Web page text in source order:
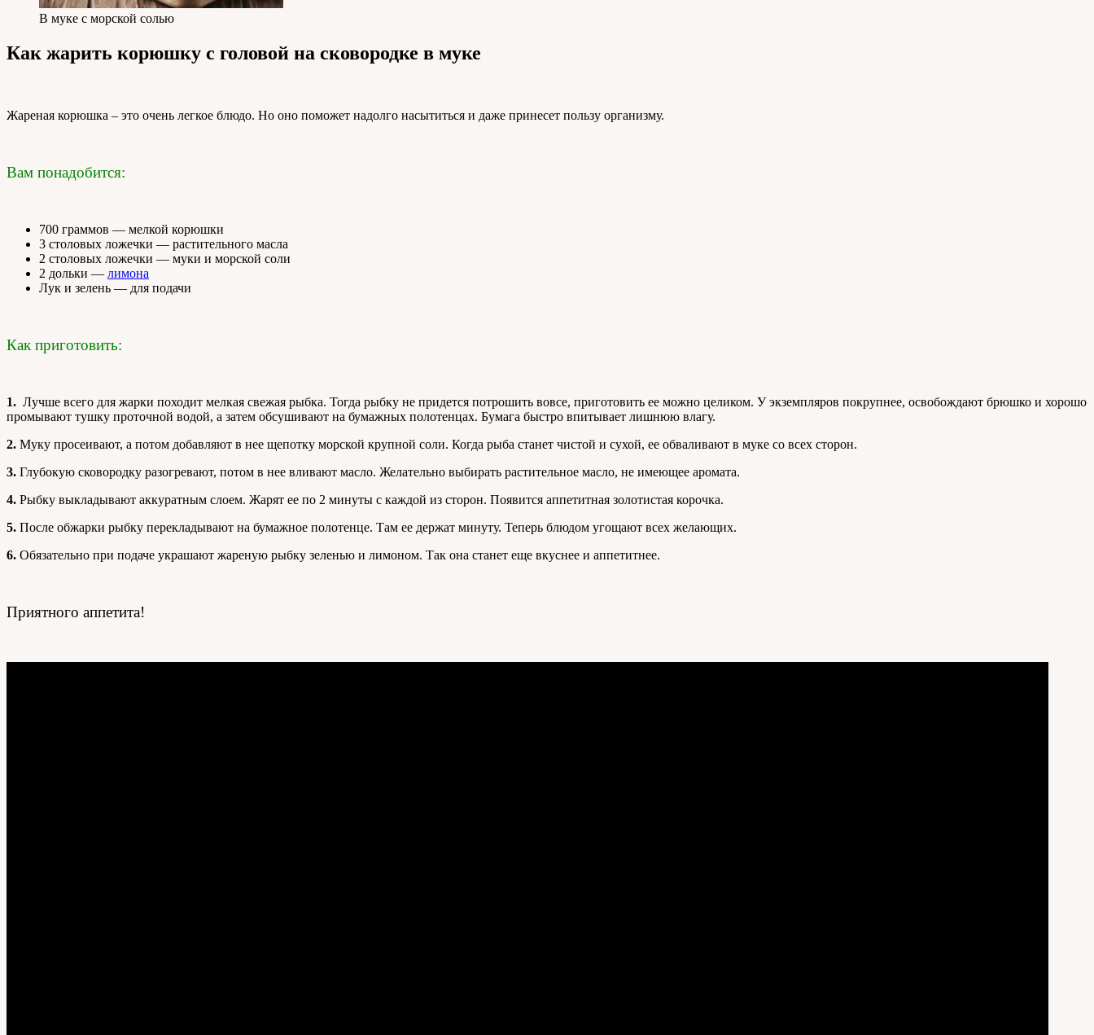
В муке с морской солью
Как жарить корюшку с головой на сковородке в муке
Жареная корюшка – это очень легкое блюдо. Но оно поможет надолго насытиться и даже принесет пользу организму.
Вам понадобится:
700 граммов — мелкой корюшки
3 столовых ложечки — растительного масла
2 столовых ложечки — муки и морской соли
2 дольки — лимона
Лук и зелень — для подачи
Как приготовить:
1. Лучше всего для жарки походит мелкая свежая рыбка. Тогда рыбку не придется потрошить вовсе, приготовить ее можно целиком. У экземпляров покрупнее, освобождают брюшко и хорошо
промывают тушку проточной водой, а затем обсушивают на бумажных полотенцах. Бумага быстро впитывает лишнюю влагу.
2. Муку просеивают, а потом добавляют в нее щепотку морской крупной соли. Когда рыба станет чистой и сухой, ее обваливают в муке со всех сторон.
3. Глубокую сковородку разогревают, потом в нее вливают масло. Желательно выбирать растительное масло, не имеющее аромата.
4. Рыбку выкладывают аккуратным слоем. Жарят ее по 2 минуты с каждой из сторон. Появится аппетитная золотистая корочка.
5. После обжарки рыбку перекладывают на бумажное полотенце. Там ее держат минуту. Теперь блюдом угощают всех желающих.
6. Обязательно при подаче украшают жареную рыбку зеленью и лимоном. Так она станет еще вкуснее и аппетитнее.
Приятного аппетита!